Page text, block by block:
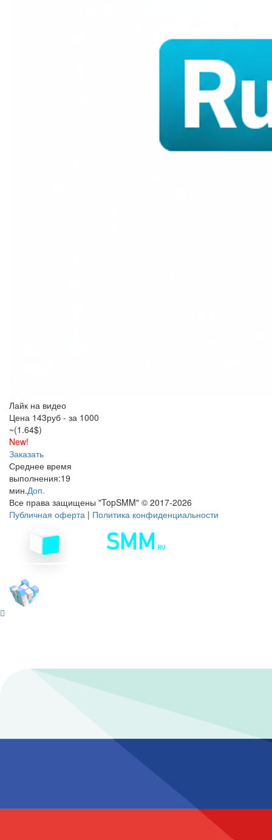
Лайк на видео
Цена 143руб - за 1000
~(1.64$)
New!
Заказать
Среднее время
выполнения:19
мин.Доп.
Все права защищены "TopSMM" © 2017-2026
Публичная оферта | Политика конфиденциальности